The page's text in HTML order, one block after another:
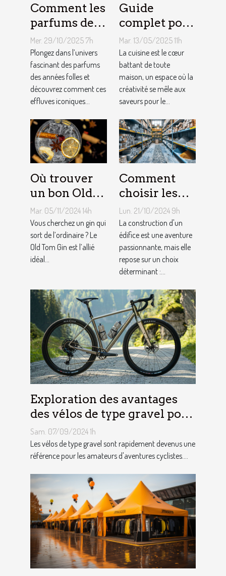
Comment les
parfums des
années folles
influencent-
ils la mode
moderne ?
Mer. 29/10/2025 7h
Plongez dans l’univers
fascinant des parfums
des années folles et
découvrez comment ces
effluves iconiques...
Guide
complet pour
choisir le
meilleur
équipement
de cuisine
Mar. 13/05/2025 11h
La cuisine est le cœur
battant de toute
maison, un espace où la
créativité se mêle aux
saveurs pour le...
Où trouver
un bon Old
Tom Gin
artisanal ?
Mar. 05/11/2024 14h
Vous cherchez un gin qui
sort de l’ordinaire ? Le
Old Tom Gin est l’allié
idéal...
Comment
choisir les
matériaux de
construction
adaptés à
votre projet
Lun. 21/10/2024 9h
La construction d'un
édifice est une aventure
passionnante, mais elle
repose sur un choix
déterminant :...
Exploration des avantages
des vélos de type gravel pour
les aventuriers
Sam. 07/09/2024 1h
Les vélos de type gravel sont rapidement devenus une
référence pour les amateurs d'aventures cyclistes....